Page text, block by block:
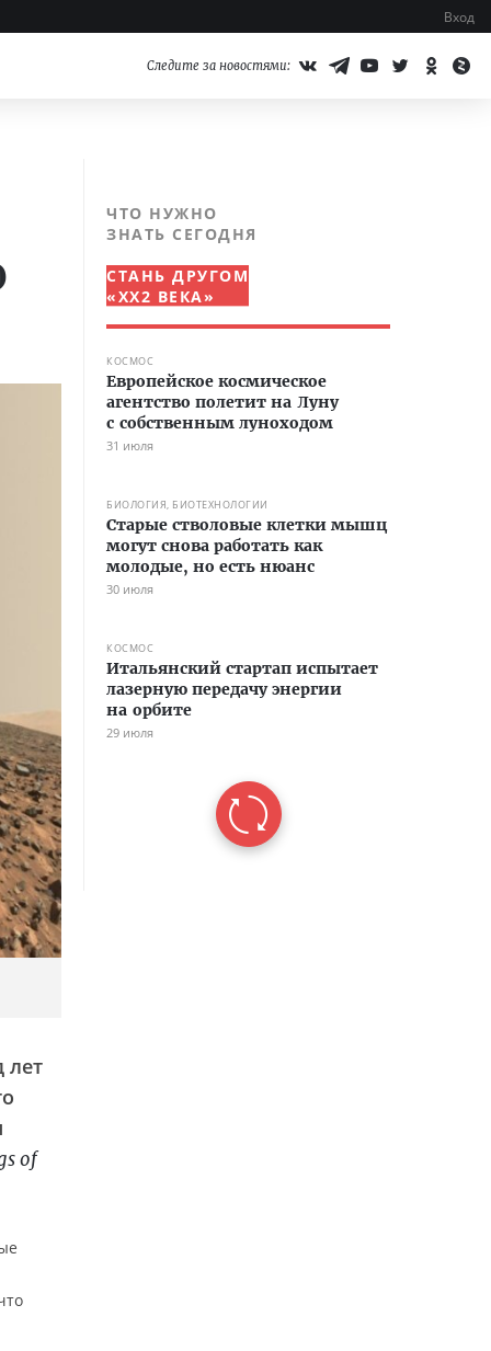
Вход
Следите за новостями:
лет
of
ЧТО НУЖНО
ЗНАТЬ СЕГОДНЯ
СТАНЬ ДРУГОМ
«XX2 ВЕКА»
КОСМОС
Европейское космическое
агентство полетит на Луну
с собственным луноходом
31 июля
БИОЛОГИЯ, БИОТЕХНОЛОГИИ
Старые стволовые клетки мышц
могут снова работать как
молодые, но есть нюанс
30 июля
КОСМОС
Итальянский стартап испытает
лазерную передачу энергии
на орбите
29 июля